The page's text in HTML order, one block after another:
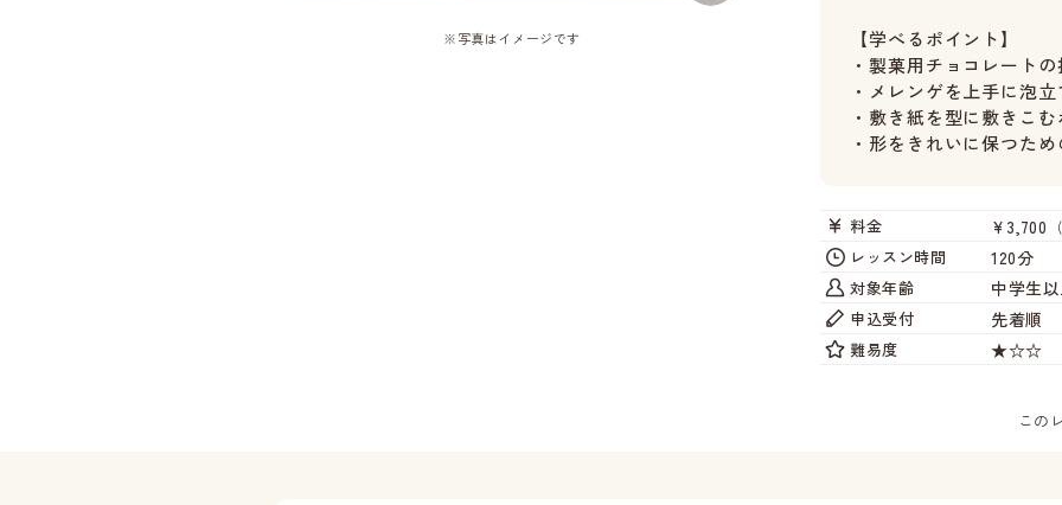
※写真はイメージです
【学べるポイント】
・製菓用チョコレート
・メレンゲを上手に泡
・敷き紙を型に敷きこ
・形をきれいに保つた
料金 ¥3,700
レッスン時間 120分
対象年齢 中学生
申込受付 先着順
難易度 ★☆☆
この